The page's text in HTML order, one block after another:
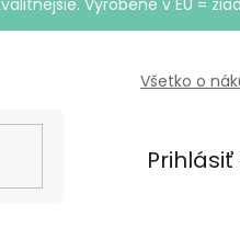
Vyrobené v EÚ =
Všetko o
Prihlásiť